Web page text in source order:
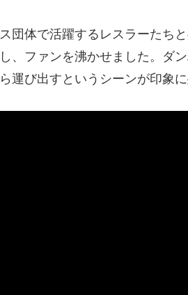
団体で活躍するレスラーたち
、ファンを沸かせました。ダ
運び出すというシーンが印象